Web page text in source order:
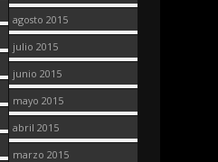
agosto 2015
julio 2015
junio 2015
mayo 2015
abril 2015
marzo 2015